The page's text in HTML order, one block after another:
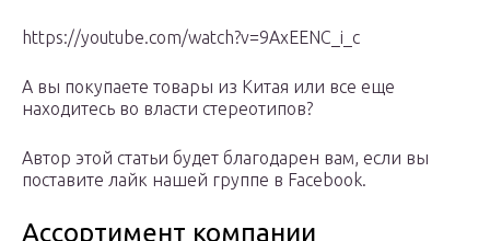
https://youtube.com/watch?v=9AxEENC_i_c
А вы покупаете товары из Китая или все еще
находитесь во власти стереотипов?
Автор этой статьи будет благодарен вам, если вы
поставите лайк нашей группе в Facebook.
Ассортимент компании